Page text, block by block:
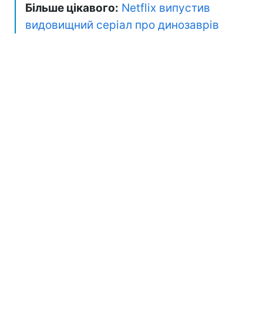
Більше цікавого: Netflix випустив
видовищний серіал про динозаврів